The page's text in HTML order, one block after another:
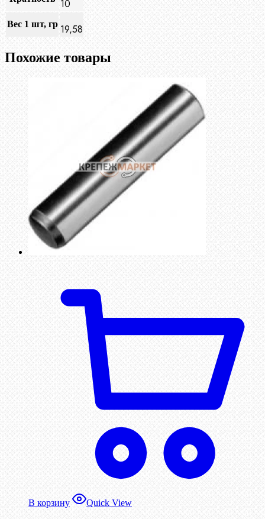
10
Вес 1 шт, гр 19,58
Похожие товары
В корзину Quick View